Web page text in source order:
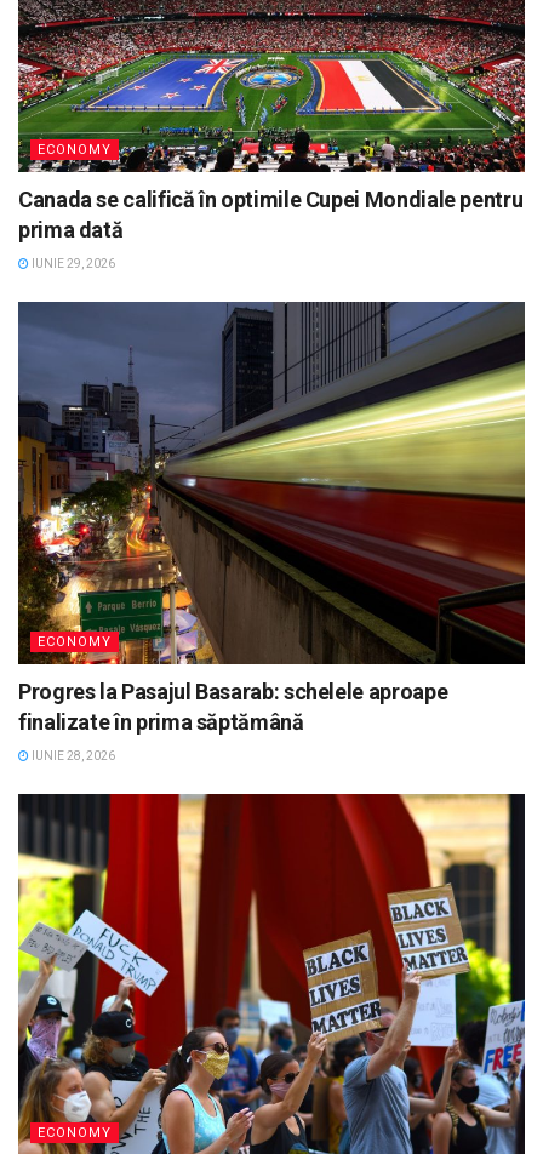
ECONOMY
Canada se califică în optimile Cupei Mondiale pentru
prima dată
IUNIE 29, 2026
ECONOMY
Progres la Pasajul Basarab: schelele aproape
finalizate în prima săptămână
IUNIE 28, 2026
ECONOMY